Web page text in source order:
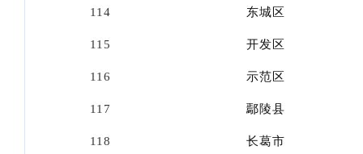
114 东城区
115 开发区
116 示范区
117 鄢陵县
118 长葛市